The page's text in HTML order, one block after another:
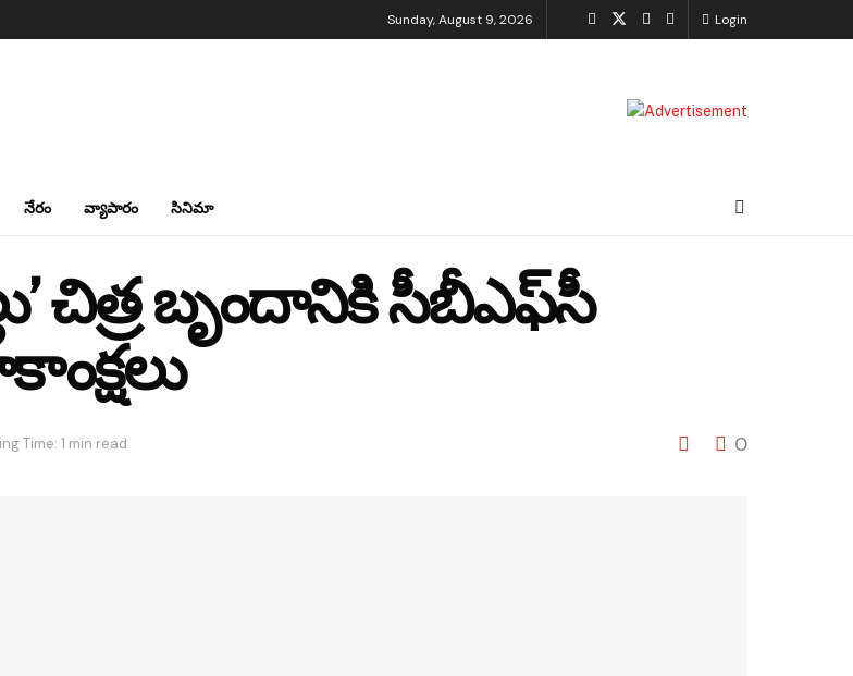
Sunday, August 9, 2026 Login
నేరం వ్యాపారం సినిమా
చిత్ర బృందానికి సీబీఎఫ్‌సీ
Time: 1 min read 0